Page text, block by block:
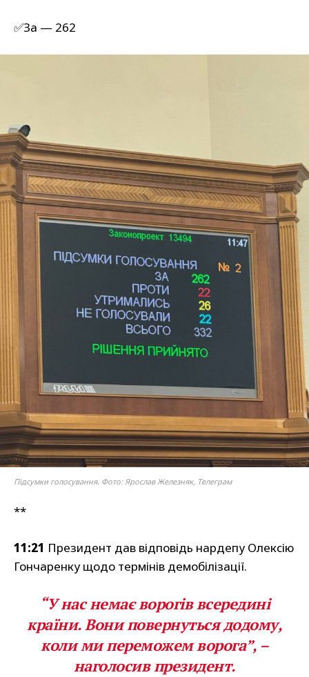
✅За — 262
Підсумки голосування. Фото: Ярослав Железняк, Телеграм
**
11:21 Президент дав відповідь нардепу Олексію
Гончаренку щодо термінів демобілізації.
“У нас немає ворогів всередині
країни. Вони повернуться додому,
коли ми переможем ворога”, –
наголосив президент.